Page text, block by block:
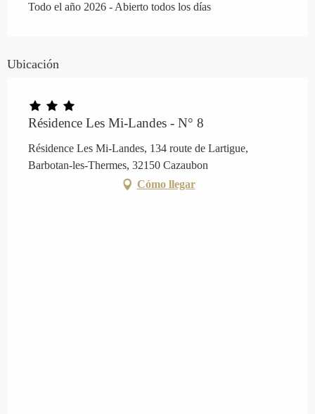
Todo el año 2026 - Abierto todos los días
Ubicación
Résidence Les Mi-Landes - N° 8
Résidence Les Mi-Landes, 134 route de Lartigue,
Barbotan-les-Thermes, 32150 Cazaubon
Cómo llegar